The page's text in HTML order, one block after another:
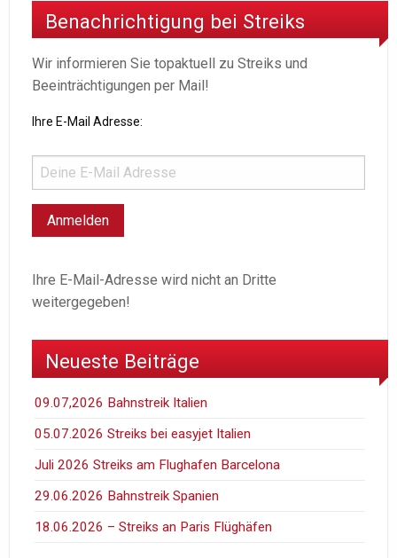
Benachrichtigung bei Streiks
Wir informieren Sie topaktuell zu Streiks und
Beeinträchtigungen per Mail!
Ihre E-Mail Adresse:
Ihre E-Mail-Adresse wird nicht an Dritte
weitergegeben!
Neueste Beiträge
09.07,2026 Bahnstreik Italien
05.07.2026 Streiks bei easyjet Italien
Juli 2026 Streiks am Flughafen Barcelona
29.06.2026 Bahnstreik Spanien
18.06.2026 – Streiks an Paris Flüghäfen